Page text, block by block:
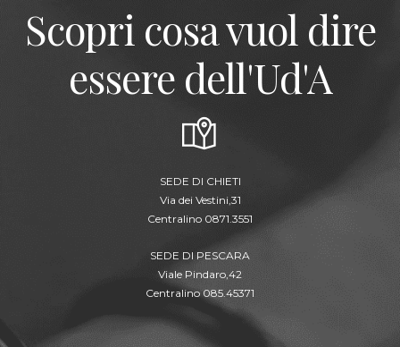
Scopri cosa vuol dire
essere dell'Ud'A
SEDE DI CHIETI
Via dei Vestini,31
Centralino 0871.3551
SEDE DI PESCARA
Viale Pindaro,42
Centralino 085.45371